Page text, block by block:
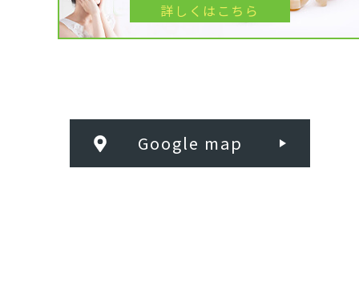
詳しくはこちら
Google map